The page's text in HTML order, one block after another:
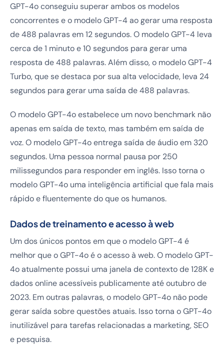
GPT-4o conseguiu superar ambos os modelos
concorrentes e o modelo GPT-4 ao gerar uma resposta
de 488 palavras em 12 segundos. O modelo GPT-4 leva
cerca de 1 minuto e 10 segundos para gerar uma
resposta de 488 palavras. Além disso, o modelo GPT-4
Turbo, que se destaca por sua alta velocidade, leva 24
segundos para gerar uma saída de 488 palavras.
O modelo GPT-4o estabelece um novo benchmark não
apenas em saída de texto, mas também em saída de
voz. O modelo GPT-4o entrega saída de áudio em 320
segundos. Uma pessoa normal pausa por 250
milissegundos para responder em inglês. Isso torna o
modelo GPT-4o uma inteligência artificial que fala mais
rápido e fluentemente do que os humanos.
Dados de treinamento e acesso à web
Um dos únicos pontos em que o modelo GPT-4 é
melhor que o GPT-4o é o acesso à web. O modelo GPT-
4o atualmente possui uma janela de contexto de 128K e
dados online acessíveis publicamente até outubro de
2023. Em outras palavras, o modelo GPT-4o não pode
gerar saída sobre questões atuais. Isso torna o GPT-4o
inutilizável para tarefas relacionadas a marketing, SEO
e pesquisa.